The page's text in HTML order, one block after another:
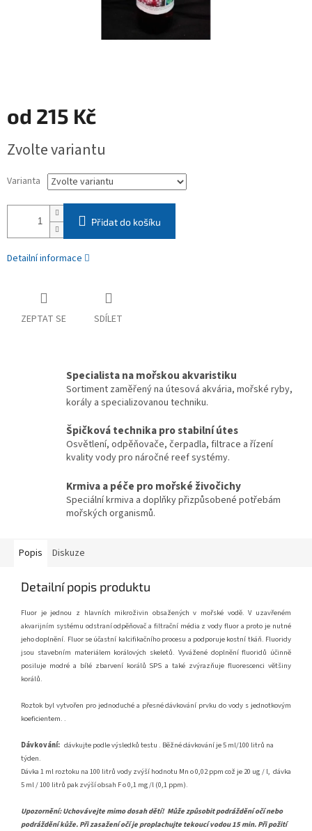
od 215 Kč
cena:
Zvolte variantu
Varianta
Přidat do košíku
Detailní informace
ZEPTAT SE SDÍLET
Specialista na mořskou akvaristiku
Sortiment zaměřený na útesová akvária, mořské ryby,
korály a specializovanou techniku.
Špičková technika pro stabilní útes
Osvětlení, odpěňovače, čerpadla, filtrace a řízení
kvality vody pro náročné reef systémy.
Krmiva a péče pro mořské živočichy
Speciální krmiva a doplňky přizpůsobené potřebám
mořských organismů.
Popis Diskuze
Detailní popis produktu
Fluor je jednou z hlavních mikroživin obsažených v mořské vodě. V uzavřeném
akvarijním systému odstraní odpěňovač a filtrační média z vody fluor a proto je nutné
jeho doplnění. Fluor se účastní kalcifikačního procesu a podporuje kostní tkáň. Fluoridy
jsou stavebním materiálem korálových skeletů. Vyvážené doplnění fluoridů účinně
posiluje modré a bílé zbarvení korálů SPS a také zvýrazňuje fluorescenci většiny
korálů.
Roztok byl vytvořen pro jednoduché a přesné dávkování prvku do vody s jednotkovým
koeficientem. .
Dávkování: dávkujte podle výsledků testu . Běžné dávkování je 5 ml/100 litrů na
týden.
Dávka 1 ml roztoku na 100 litrů vody zvýší hodnotu Mn o 0,02 ppm což je 20 ug / l, dávka
5 ml / 100 litrů pak zvýší obsah F o 0,1 mg/l (0,1 ppm).
Upozornění: Uchovávejte mimo dosah dětí! Může způsobit podráždění očí nebo
podráždění kůže. Při zasažení očí je proplachujte tekoucí vodou 15 min. Při požití